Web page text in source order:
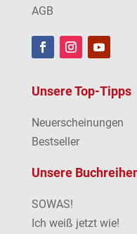
AGB
Unsere Top-Tipps
Neuerscheinungen
Bestseller
Unsere
SOWAS!
Ich weiß jetzt wie!